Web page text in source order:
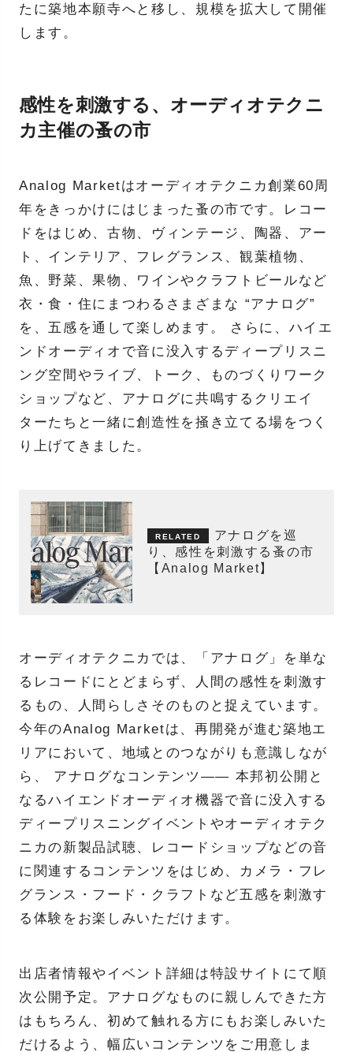
たに築地本願寺へと移し、規模を拡大して開催
します。
感性を刺激する、オーディオテクニ
カ主催の蚤の市
Analog Marketはオーディオテクニカ創業60周
年をきっかけにはじまった蚤の市です。レコー
ドをはじめ、古物、ヴィンテージ、陶器、アー
ト、インテリア、フレグランス、観葉植物、
魚、野菜、果物、ワインやクラフトビールなど
衣・食・住にまつわるさまざまな “アナログ”
を、五感を通して楽しめます。 さらに、ハイエ
ンドオーディオで音に没入するディープリスニ
ング空間やライブ、トーク、ものづくりワーク
ショップなど、アナログに共鳴するクリエイ
ターたちと一緒に創造性を掻き立てる場をつく
り上げてきました。
アナログを巡
り、感性を刺激する蚤の市
【Analog Market】
オーディオテクニカでは、「アナログ」を単な
るレコードにとどまらず、人間の感性を刺激す
るもの、人間らしさそのものと捉えています。
今年のAnalog Marketは、再開発が進む築地エ
リアにおいて、地域とのつながりも意識しなが
ら、 アナログなコンテンツ—— 本邦初公開と
なるハイエンドオーディオ機器で音に没入する
ディープリスニングイベントやオーディオテク
ニカの新製品試聴、レコードショップなどの音
に関連するコンテンツをはじめ、カメラ・フレ
グランス・フード・クラフトなど五感を刺激す
る体験をお楽しみいただけます。
出店者情報やイベント詳細は特設サイトにて順
次公開予定。アナログなものに親しんできた方
はもちろん、初めて触れる方にもお楽しみいた
だけるよう、幅広いコンテンツをご用意しま